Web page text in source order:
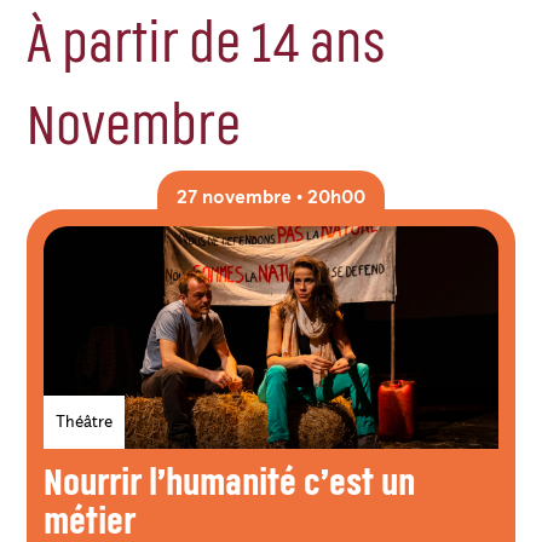
À partir de 14 ans
Novembre
Nourrir l’humanité c’est un
métier
Théâtre
27 novembre • 20h00